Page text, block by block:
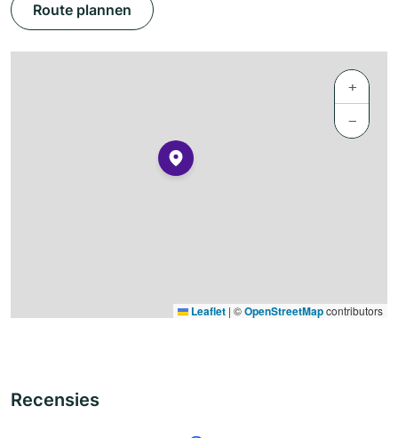
Route plannen
+
−
Leaflet | ©OpenStreetMapcontributors
Recensies